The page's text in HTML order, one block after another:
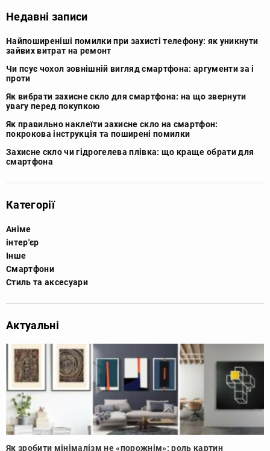
Недавні записи
Найпоширеніші помилки при захисті телефону: як уникнути
зайвих витрат на ремонт
Чи псує чохол зовнішній вигляд смартфона: аргументи за і
проти
Як вибрати захисне скло для смартфона: на що звернути
увагу перед покупкою
Як правильно наклеїти захисне скло на смартфон:
покрокова інструкція та поширені помилки
Захисне скло чи гідрогелева плівка: що краще обрати для
смартфона
Категорії
Аніме
інтер'єр
Інше
Смартфони
Стиль та аксесуари
Актуальні
Як зробити мінімалізм не «порожнім»: роль картин